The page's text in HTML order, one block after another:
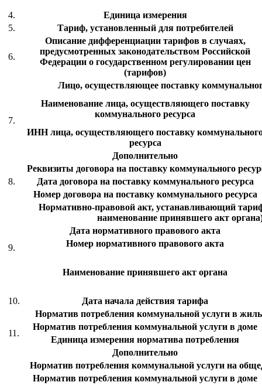
4.
Единица измерения
5.
Тариф, установленный для потребителей
6.
Описание дифференциации тарифов в случаях,
предусмотренных законодательством Российской
Федерации о государственном регулировании цен
(тарифов)
7.
Лицо, осуществляющее поставку
Наименование лица, осуществляющего поставку
коммунального ресурса
ИНН лица, осуществляющего поставку
ресурса
Дополнительно
8.
Реквизиты договора на поставку коммунального
Дата договора на поставку коммунального ресурса
Номер договора на поставку коммунального ресурса
9.
Нормативно-правовой акт, устанавливающий
наименование принявшего акт
Дата нормативного правового акта
Номер нормативного правового акта
Наименование принявшего акт органа
10. Дата начала действия тарифа
11.
Норматив потребления коммунальной услуги в
Норматив потребления коммунальной услуги в доме
Единица измерения норматива потребления
Дополнительно
Норматив потребления коммунальной услуги на
Норматив потребления коммунальной услуги в доме